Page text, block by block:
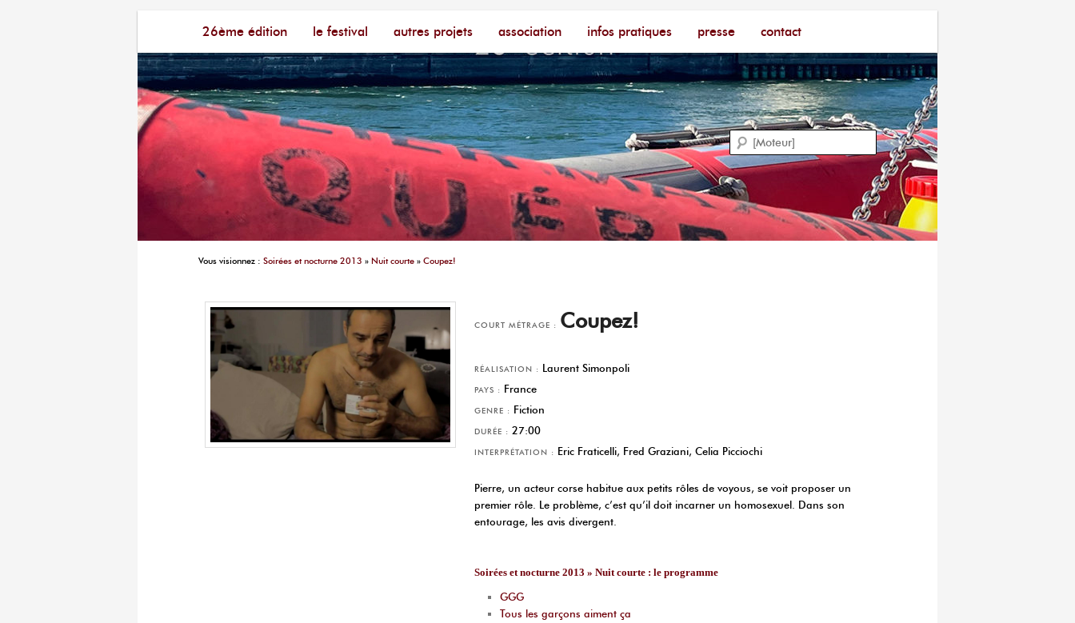
aller au contenu principal
aller au contenu secondaire
26ème édition le festival autres projets association infos pratiques presse contact
Recherche
Vous visionnez : Soirées et nocturne 2013 » Nuit courte » Coupez!
COURT MÉTRAGE : Coupez!
RÉALISATION : Laurent Simonpoli
PAYS : France
GENRE : Fiction
DURÉE : 27:00
INTERPRÉTATION : Eric Fraticelli, Fred Graziani, Celia Picciochi
Pierre, un acteur corse habitue aux petits rôles de voyous, se voit proposer un
premier rôle. Le problème, c’est qu’il doit incarner un homosexuel. Dans son
entourage, les avis divergent.
Soirées et nocturne 2013 » Nuit courte : le programme
GGG
Tous les garçons aiment ça